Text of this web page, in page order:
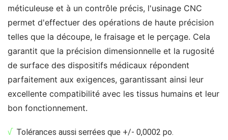
méticuleuse et à un contrôle précis, l'usinage CNC
permet d'effectuer des opérations de haute précision
telles que la découpe, le fraisage et le perçage. Cela
garantit que la précision dimensionnelle et la rugosité
de surface des dispositifs médicaux répondent
parfaitement aux exigences, garantissant ainsi leur
excellente compatibilité avec les tissus humains et leur
bon fonctionnement.
√ Tolérances aussi serrées que +/- 0,0002 po.